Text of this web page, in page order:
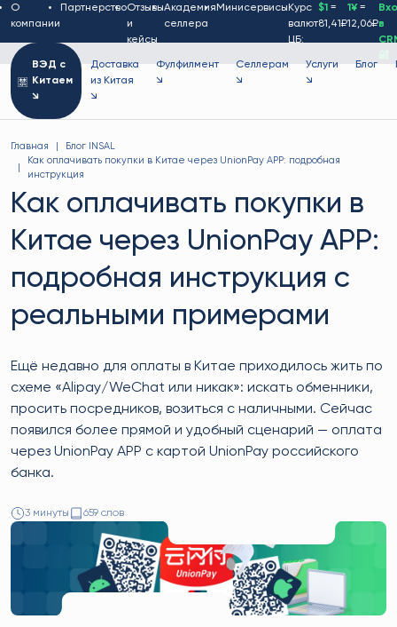
О
компании
ПартнерствоОтзывы
и
кейсы
Академия
селлера
Минисервисы Курс
валют
ЦБ:
$1 =
81,41₽
1¥=
12,06₽в
ВЭД с
Китаем
↘
Доставка
из Китая
↘
Фулфилмент
↘
Селлерам
↘
Услуги
↘
Блог
Главная
Блог INSAL
Как оплачивать покупки в Китае через UnionPay APP: подробная
инструкция
Как оплачивать покупки в
Китае через UnionPay APP:
подробная инструкция с
реальными примерами
Ещё недавно для оплаты в Китае приходилось жить по
схеме «Alipay/WeChat или никак»: искать обменники,
просить посредников, возиться с наличными. Сейчас
появился более прямой и удобный сценарий — оплата
через UnionPay APP с картой UnionPay российского
банка.
3 минуты 659 слов